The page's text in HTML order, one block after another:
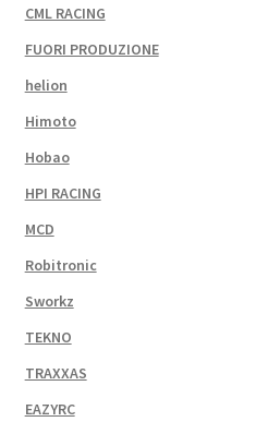
CML RACING
FUORI PRODUZIONE
helion
Himoto
Hobao
HPI RACING
MCD
Robitronic
Sworkz
TEKNO
TRAXXAS
EAZYRC